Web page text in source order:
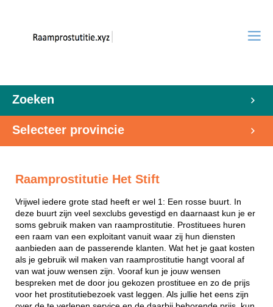
Zoeken
Selecteer provincie
Raamprostitutie Het Stift
Vrijwel iedere grote stad heeft er wel 1: Een rosse buurt. In
deze buurt zijn veel sexclubs gevestigd en daarnaast kun je er
soms gebruik maken van raamprostitutie. Prostituees huren
een raam van een exploitant vanuit waar zij hun diensten
aanbieden aan de passerende klanten. Wat het je gaat kosten
als je gebruik wil maken van raamprostitutie hangt vooral af
van wat jouw wensen zijn. Vooraf kun je jouw wensen
bespreken met de door jou gekozen prostituee en zo de prijs
voor het prostitutiebezoek vast leggen. Als jullie het eens zijn